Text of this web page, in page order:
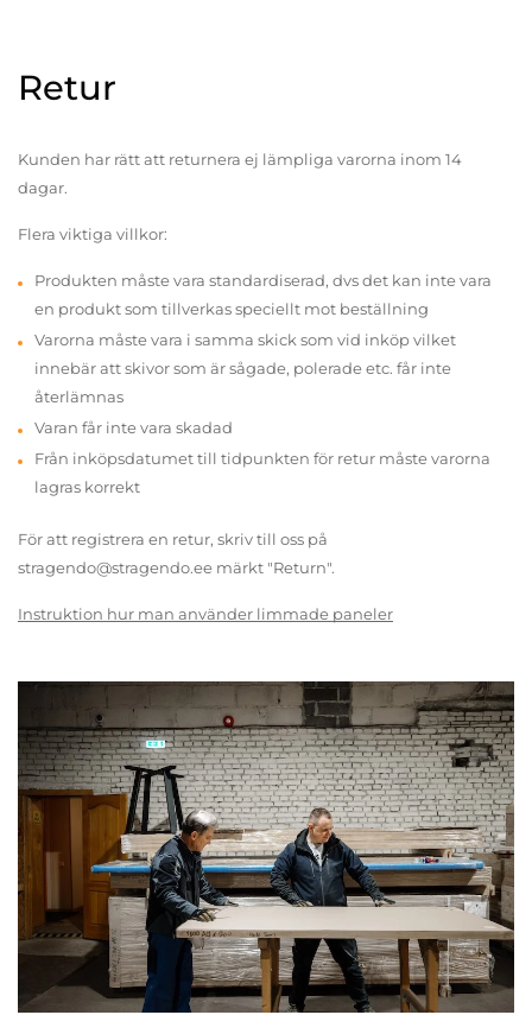
Retur
Kunden har rätt att returnera ej lämpliga varorna inom 14
dagar.
Flera viktiga villkor:
Produkten måste vara standardiserad, dvs det kan inte vara
en produkt som tillverkas speciellt mot beställning
Varorna måste vara i samma skick som vid inköp vilket
innebär att skivor som är sågade, polerade etc. får inte
återlämnas
Varan får inte vara skadad
Från inköpsdatumet till tidpunkten för retur måste varorna
lagras korrekt
För att registrera en retur, skriv till oss på
stragendo@stragendo.ee märkt "Return".
Instruktion hur man använder limmade paneler